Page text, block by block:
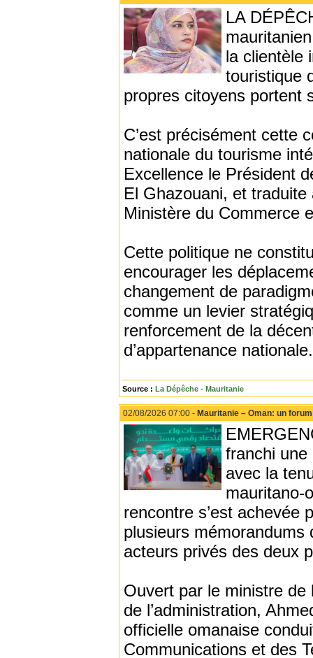
LA
la clientèle
touristique
propres citoyens portent
C’est précisément cette
nationale du tourisme
Excellence le Président
El Ghazouani, et
Ministère du Commerce
Cette politique ne
encourager les
changement de
comme un levier
renforcement de la
d’appartenance nationale.
Source : La Dépêche - Mauritanie
02/08/2026 07:00 - Mauritanie – Oman: un
franchi une
avec la
mauritano-
rencontre s’est achevée
plusieurs mémorandums
acteurs privés des deux
Ouvert par le ministre
de l’administration,
officielle omanaise
Communications et des